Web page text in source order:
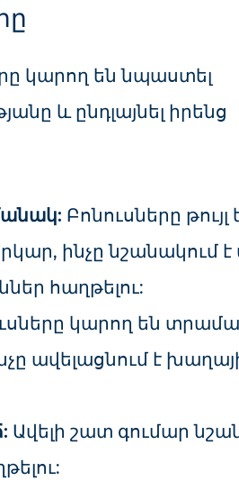
կարող են նպաստել
և ընդլայնել իրենց
Բոնուսները թույլ
ինչը նշանակում է
հաղթելու:
կարող են
ավելացնում է
Ավելի շատ գումար